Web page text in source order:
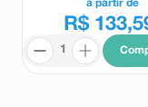
a partir de
R$